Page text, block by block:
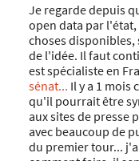
Je regarde depuis
open data par l'état,
choses
de l'idée. Il faut
est spécialiste en
sénat... Il y a 1 mois
qu'il pourrait être
aux sites de presse
avec beaucoup de
du premier tour...